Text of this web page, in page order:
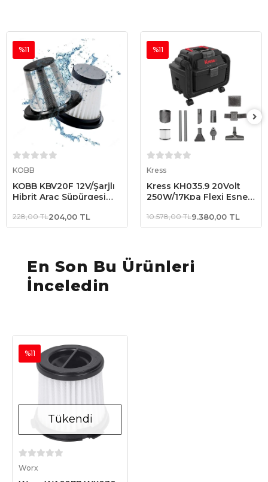
KOBB
KOBB KBV20F 12V/Şarjlı
Hibrit Araç Süpürgesi
Filtre
%11
228,00 TL204,00 TL
Kress
Kress KH035.9 20Volt
250W/17Kpa Flexi Esnek
Islak/Kuru Süpürge &
Üfleme (Akü Dahil
%11
10.578,00 TL9.380,00 TL
En Son Bu Ürünleri
İnceledin
Tükendi
Worx
%11